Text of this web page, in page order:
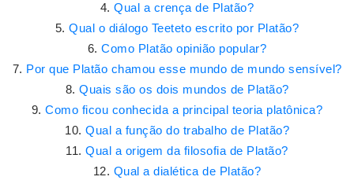
Qual a crença de Platão?
Qual o diálogo Teeteto escrito por Platão?
Como Platão opinião popular?
Por que Platão chamou esse mundo de mundo sensível?
Quais são os dois mundos de Platão?
Como ficou conhecida a principal teoria platônica?
Qual a função do trabalho de Platão?
Qual a origem da filosofia de Platão?
Qual a dialética de Platão?